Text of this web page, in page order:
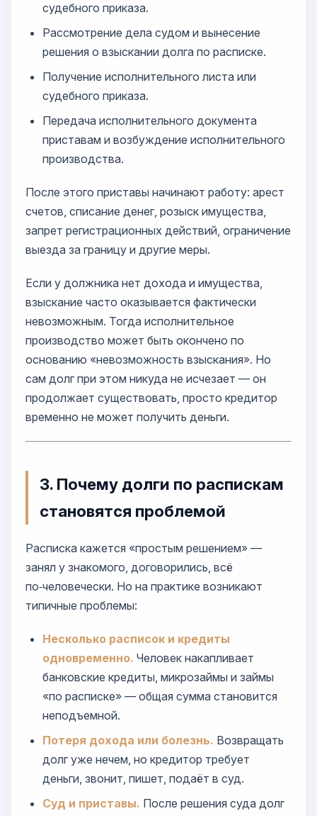
судебного приказа.
Рассмотрение дела судом и вынесение
решения о взыскании долга по расписке.
Получение исполнительного листа или
судебного приказа.
Передача исполнительного документа
приставам и возбуждение исполнительного
производства.
После этого приставы начинают работу: арест
счетов, списание денег, розыск имущества,
запрет регистрационных действий, ограничение
выезда за границу и другие меры.
Если у должника нет дохода и имущества,
взыскание часто оказывается фактически
невозможным. Тогда исполнительное
производство может быть окончено по
основанию «невозможность взыскания». Но
сам долг при этом никуда не исчезает — он
продолжает существовать, просто кредитор
временно не может получить деньги.
3. Почему долги по распискам
становятся проблемой
Расписка кажется «простым решением» —
занял у знакомого, договорились, всё
по‑человечески. Но на практике возникают
типичные проблемы:
Несколько расписок и кредиты
одновременно. Человек накапливает
банковские кредиты, микрозаймы и займы
«по расписке» — общая сумма становится
неподъемной.
Потеря дохода или болезнь. Возвращать
долг уже нечем, но кредитор требует
деньги, звонит, пишет, подаёт в суд.
Суд и приставы. После решения суда долг